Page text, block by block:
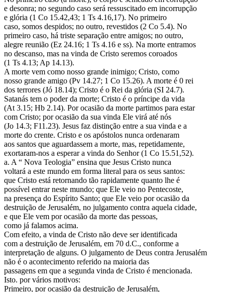
e desonra; no segundo caso será ressuscitado em incorrupção
e glória (1 Co 15.42,43; 1 Ts 4.16,17). No primeiro
caso, somos despidos; no outro, revestidos (2 Co 5.4). No
primeiro caso, há triste separação entre amigos; no outro,
alegre reunião (Ez 24.16; 1 Ts 4.16 e ss). Na morte entramos
no descanso, mas na vinda de Cristo seremos coroados
(1 Ts 4.13; Ap 14.13).
A morte vem como nosso grande inimigo; Cristo, como
nosso grande amigo (Pv 14.27; 1 Co 15.26). A morte é 0 rei
dos terrores (Jó 18.14); Cristo é o Rei da glória (SI 24.7).
Satanás tem o poder da morte; Cristo é o príncipe da vida
(At 3.15; Hb 2.14). Por ocasião da morte partimos para estar
com Cristo; por ocasião da sua vinda Ele virá até nós
(Jo 14.3; F11.23). Jesus faz distinção entre a sua vinda e a
morte do crente. Cristo e os apóstolos nunca ordenaram
aos santos que aguardassem a morte, mas, repetidamente,
exortaram-nos a esperar a vinda do Senhor (1 Co 15.51,52).
a. A “ Nova Teologia” ensina que Jesus Cristo nunca
voltará a este mundo em forma literal para os seus santos:
que Cristo está retornando tão rapidamente quanto lhe é
possível entrar neste mundo; que Ele veio no Pentecoste,
na presença do Espírito Santo; que Ele veio por ocasião da
destruição de Jerusalém, no julgamento contra aquela cidade,
e que Ele vem por ocasião da morte das pessoas,
como já falamos acima.
Com efeito, a vinda de Cristo não deve ser identificada
com a destruição de Jerusalém, em 70 d.C., conforme a
interpretação de alguns. O julgamento de Deus contra Jerusalém
não é o acontecimento referido na maioria das
passagens em que a segunda vinda de Cristo é mencionada.
Isto. por vários motivos:
Primeiro, por ocasião da destruição de Jerusalém,